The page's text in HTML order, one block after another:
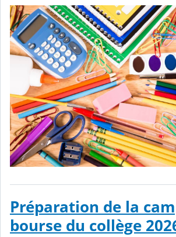
Préparation de la
bourse du collège